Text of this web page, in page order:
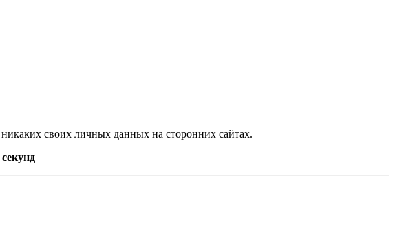
никаких своих личных данных на сторонних сайтах.
секунд